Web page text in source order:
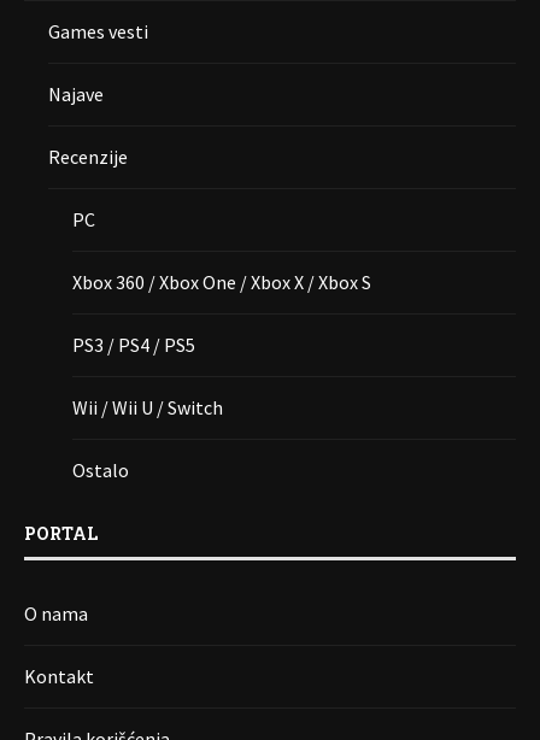
Games vesti
Najave
Recenzije
PC
Xbox 360 / Xbox One / Xbox X / Xbox S
PS3 / PS4 / PS5
Wii / Wii U / Switch
Ostalo
PORTAL
O nama
Kontakt